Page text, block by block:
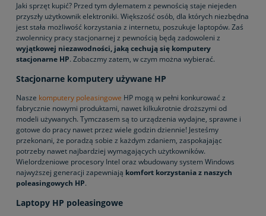
Jaki sprzęt kupić? Przed tym dylematem z pewnością staje niejeden
przyszły użytkownik elektroniki. Większość osób, dla których niezbędna
jest stała możliwość korzystania z internetu, poszukuje laptopów. Zaś
zwolennicy pracy stacjonarnej z pewnością będą zadowoleni z
wyjątkowej niezawodności, jaką cechują się komputery
stacjonarne HP. Zobaczmy zatem, w czym można wybierać.
Stacjonarne komputery używane HP
Nasze komputery poleasingowe HP mogą w pełni konkurować z
fabrycznie nowymi produktami, nawet kilkukrotnie droższymi od
modeli używanych. Tymczasem są to urządzenia wydajne, sprawne i
gotowe do pracy nawet przez wiele godzin dziennie! Jesteśmy
przekonani, że poradzą sobie z każdym zdaniem, zaspokajając
potrzeby nawet najbardziej wymagających użytkowników.
Wielordzeniowe procesory Intel oraz wbudowany system Windows
najwyższej generacji zapewniają komfort korzystania z naszych
poleasingowych HP.
Laptopy HP poleasingowe